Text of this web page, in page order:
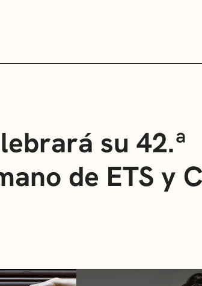
su 42.ª
de ETS y